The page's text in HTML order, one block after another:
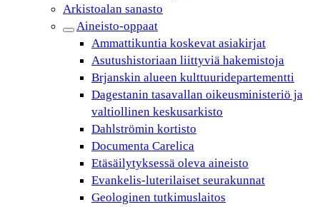
Arkistoalan sanasto
Aineisto-oppaat
Ammattikuntia koskevat asiakirjat
Asutushistoriaan liittyviä hakemistoja
Brjanskin alueen kulttuuridepartementti
Dagestanin tasavallan oikeusministeriö ja
valtiollinen keskusarkisto
Dahlströmin kortisto
Documenta Carelica
Etäsäilytyksessä oleva aineisto
Evankelis-luterilaiset seurakunnat
Geologinen tutkimuslaitos